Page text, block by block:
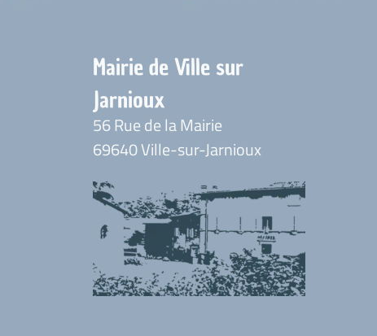
Mairie de Ville sur
Jarnioux
56 Rue de la Mairie
69640 Ville-sur-Jarnioux